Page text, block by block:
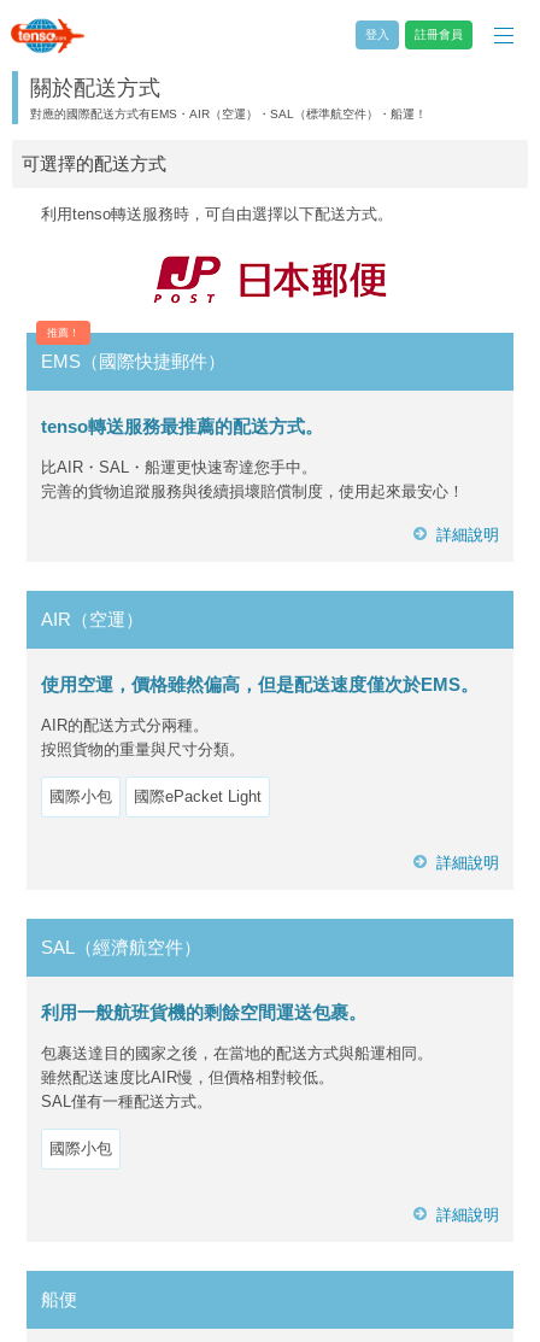
登入 註冊會員
關於配送方式
對應的國際配送方式有EMS・AIR（空運）・SAL（標準航空件）・船運！
可選擇的配送方式
利用tenso轉送服務時，可自由選擇以下配送方式。
EMS（國際快捷郵件）
推薦！
tenso轉送服務最推薦的配送方式。
比AIR・SAL・船運更快速寄達您手中。
完善的貨物追蹤服務與後續損壞賠償制度，使用起來最安心！
詳細說明
AIR（空運）
使用空運，價格雖然偏高，但是配送速度僅次於EMS。
AIR的配送方式分兩種。
按照貨物的重量與尺寸分類。
國際小包 國際ePacket Light
詳細說明
SAL（經濟航空件）
利用一般航班貨機的剩餘空間運送包裹。
包裹送達目的國家之後，在當地的配送方式與船運相同。
雖然配送速度比AIR慢，但價格相對較低。
SAL僅有一種配送方式。
國際小包
詳細說明
船便